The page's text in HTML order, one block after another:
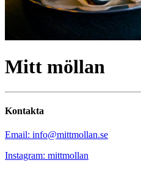
Mitt möllan
Kontakta
Email: info@mittmollan.se
Instagram: mittmollan